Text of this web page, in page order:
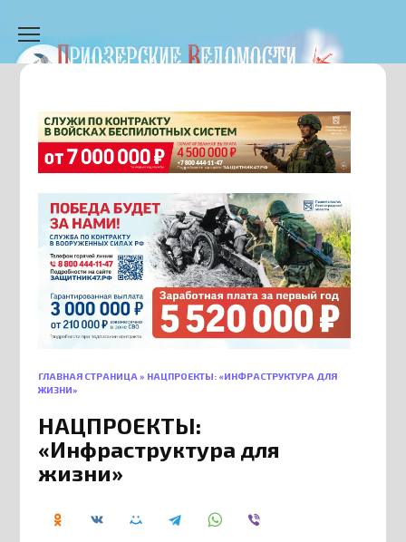
содержанию
ГЛАВНАЯ СТРАНИЦА » НАЦПРОЕКТЫ: «ИНФРАСТРУКТУРА ДЛЯ
ЖИЗНИ»
НАЦПРОЕКТЫ:
«Инфраструктура для
жизни»